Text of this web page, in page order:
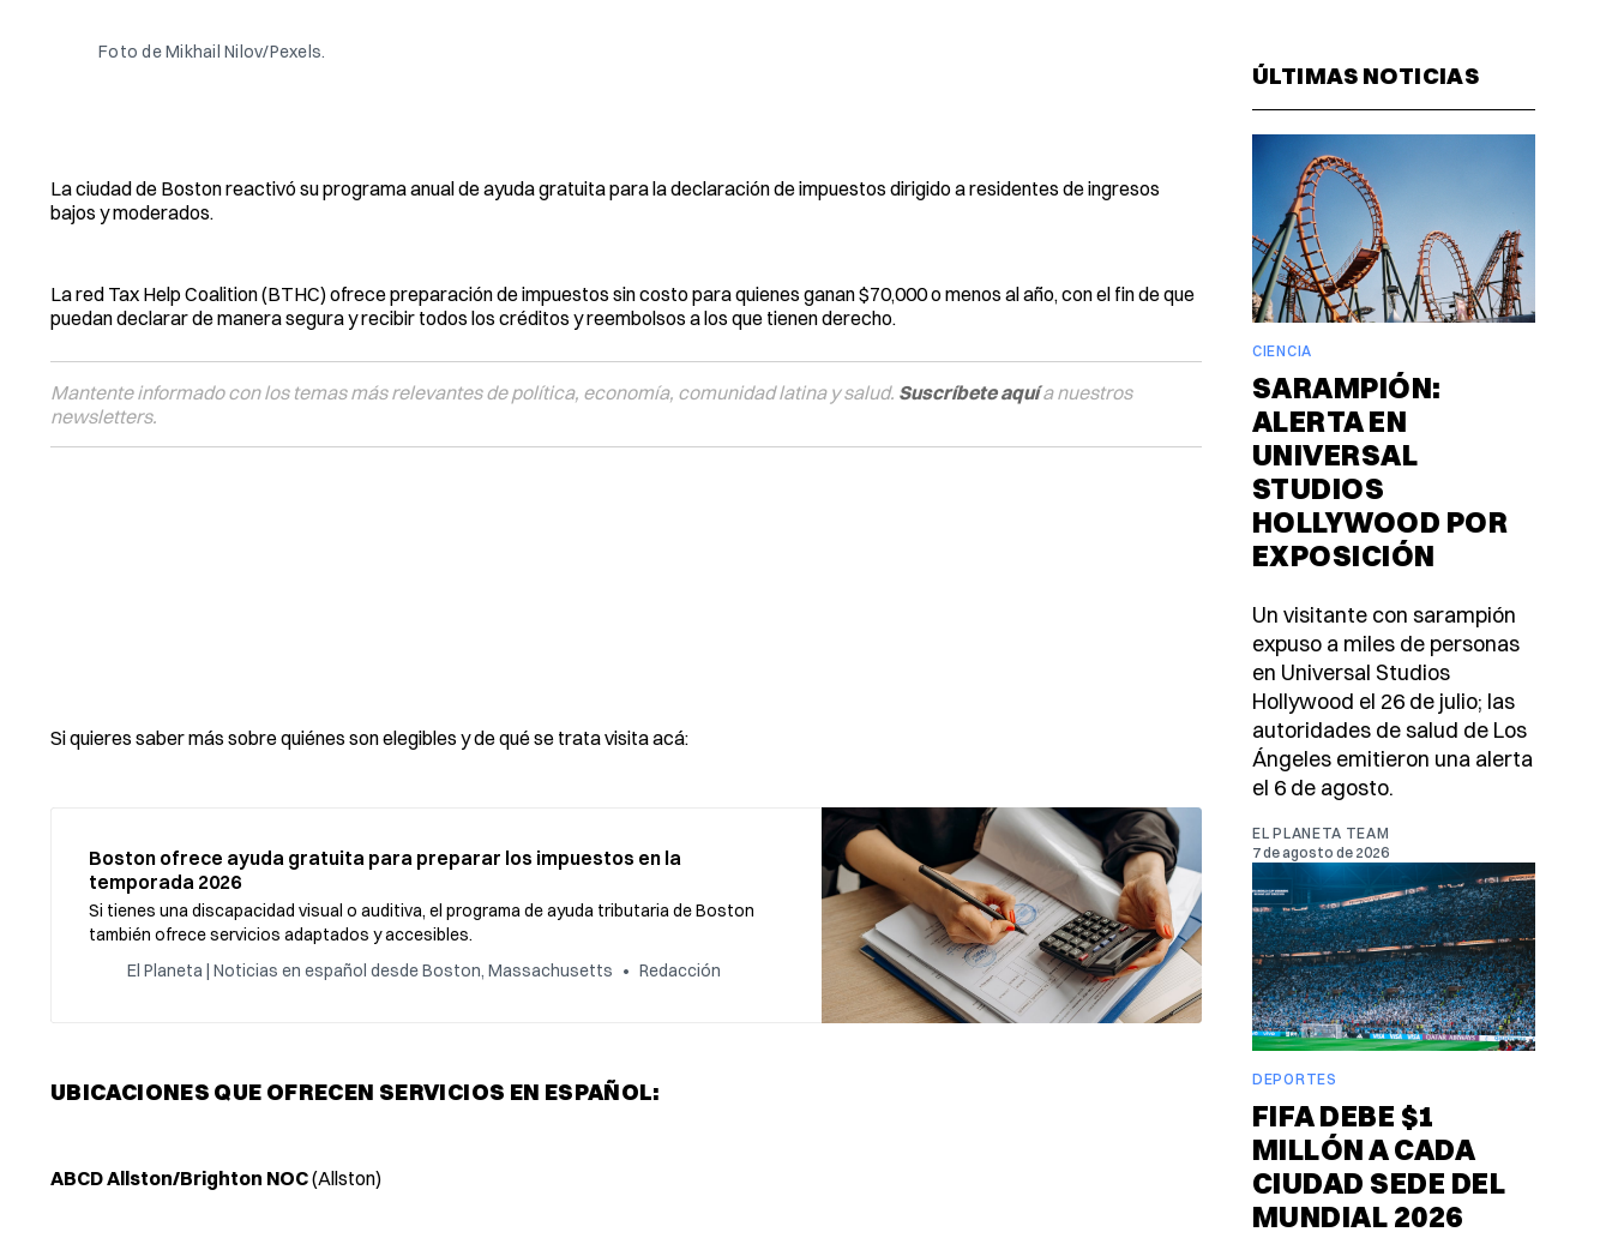
Foto de Mikhail Nilov/Pexels.
La ciudad de Boston reactivó su programa anual de ayuda gratuita para la declaración de impuestos dirigido a residentes de ingresos
bajos y moderados.
La red Tax Help Coalition (BTHC) ofrece preparación de impuestos sin costo para quienes ganan $70,000 o menos al año, con el fin de que
puedan declarar de manera segura y recibir todos los créditos y reembolsos a los que tienen derecho.
Mantente informado con los temas más relevantes de política, economía, comunidad latina y salud. Suscríbete aquía nuestros
newsletters.
Si quieres saber más sobre quiénes son elegibles y de qué se trata visita acá:
Boston ofrece ayuda gratuita para preparar los impuestos en la
temporada 2026
Si tienes una discapacidad visual o auditiva, el programa de ayuda tributaria de Boston
también ofrece servicios adaptados y accesibles.
El Planeta | Noticias en español desde Boston, Massachusetts
Redacción
UBICACIONES QUE OFRECEN SERVICIOS EN ESPAÑOL:
ABCD Allston/Brighton NOC(Allston)
ÚLTIMAS NOTICIAS
CIENCIA
SARAMPIÓN:
ALERTA EN
UNIVERSAL
STUDIOS
HOLLYWOOD POR
EXPOSICIÓN
Un visitante con sarampión
expuso a miles de personas
en Universal Studios
Hollywood el 26 de julio; las
autoridades de salud de Los
Ángeles emitieron una alerta
el 6 de agosto.
EL PLANETA TEAM
7 de agosto de 2026
DEPORTES
FIFA DEBE $1
MILLÓN A CADA
CIUDAD SEDE DEL
MUNDIAL 2026